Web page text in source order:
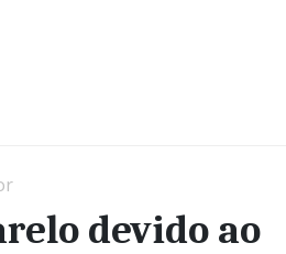
devido ao